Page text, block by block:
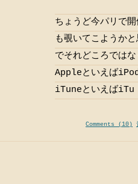
ちょうど今パリで
も覗いてこようか
でそれどころではな
Appleといえば
iTuneといえば
Comments (10)